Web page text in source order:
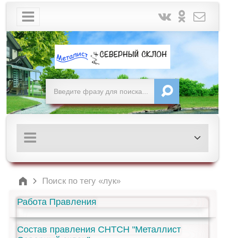
Поиск по тегу «лук»
Работа Правления
Состав правления СНТСН "Металлист